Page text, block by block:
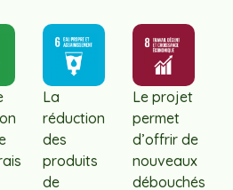
La
réduction
des
produits
de
Le projet
permet
d’offrir de
nouveaux
débouchés